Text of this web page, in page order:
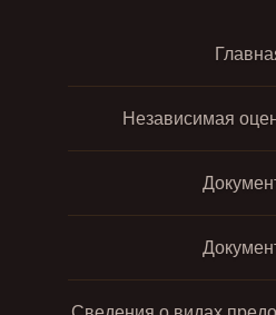
Независимая